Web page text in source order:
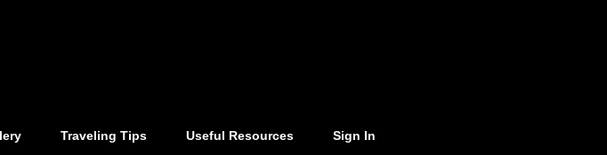
Traveling Tips Useful Resources Sign In